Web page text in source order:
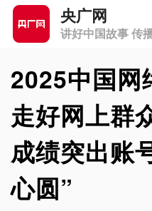
央广网
讲好中国故事 传
2025中国网
走好网上群
成绩突出账
心圆”